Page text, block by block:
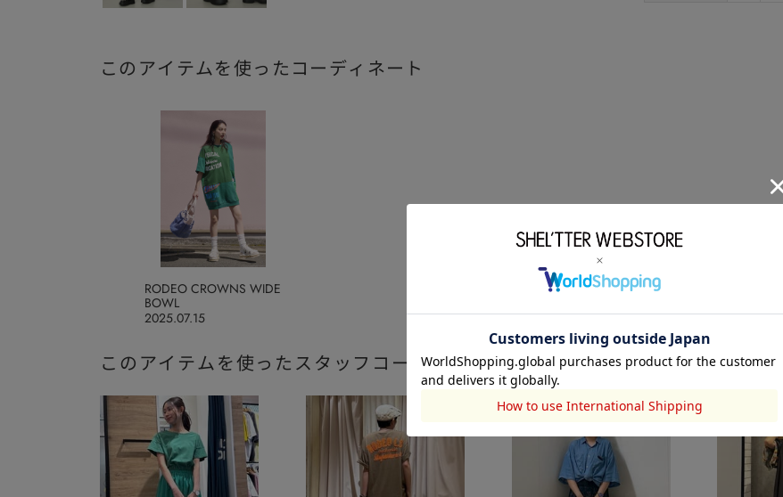
このアイテムを使ったコーディネート
2025.07.15
RODEO CROWNS WIDE
BOWL
このアイテムを使ったスタッフコーディネート